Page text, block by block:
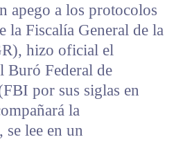
apego a los protocolos
la Fiscalía General de la
hizo oficial el
Buró Federal de
por sus siglas en
la
se lee en un